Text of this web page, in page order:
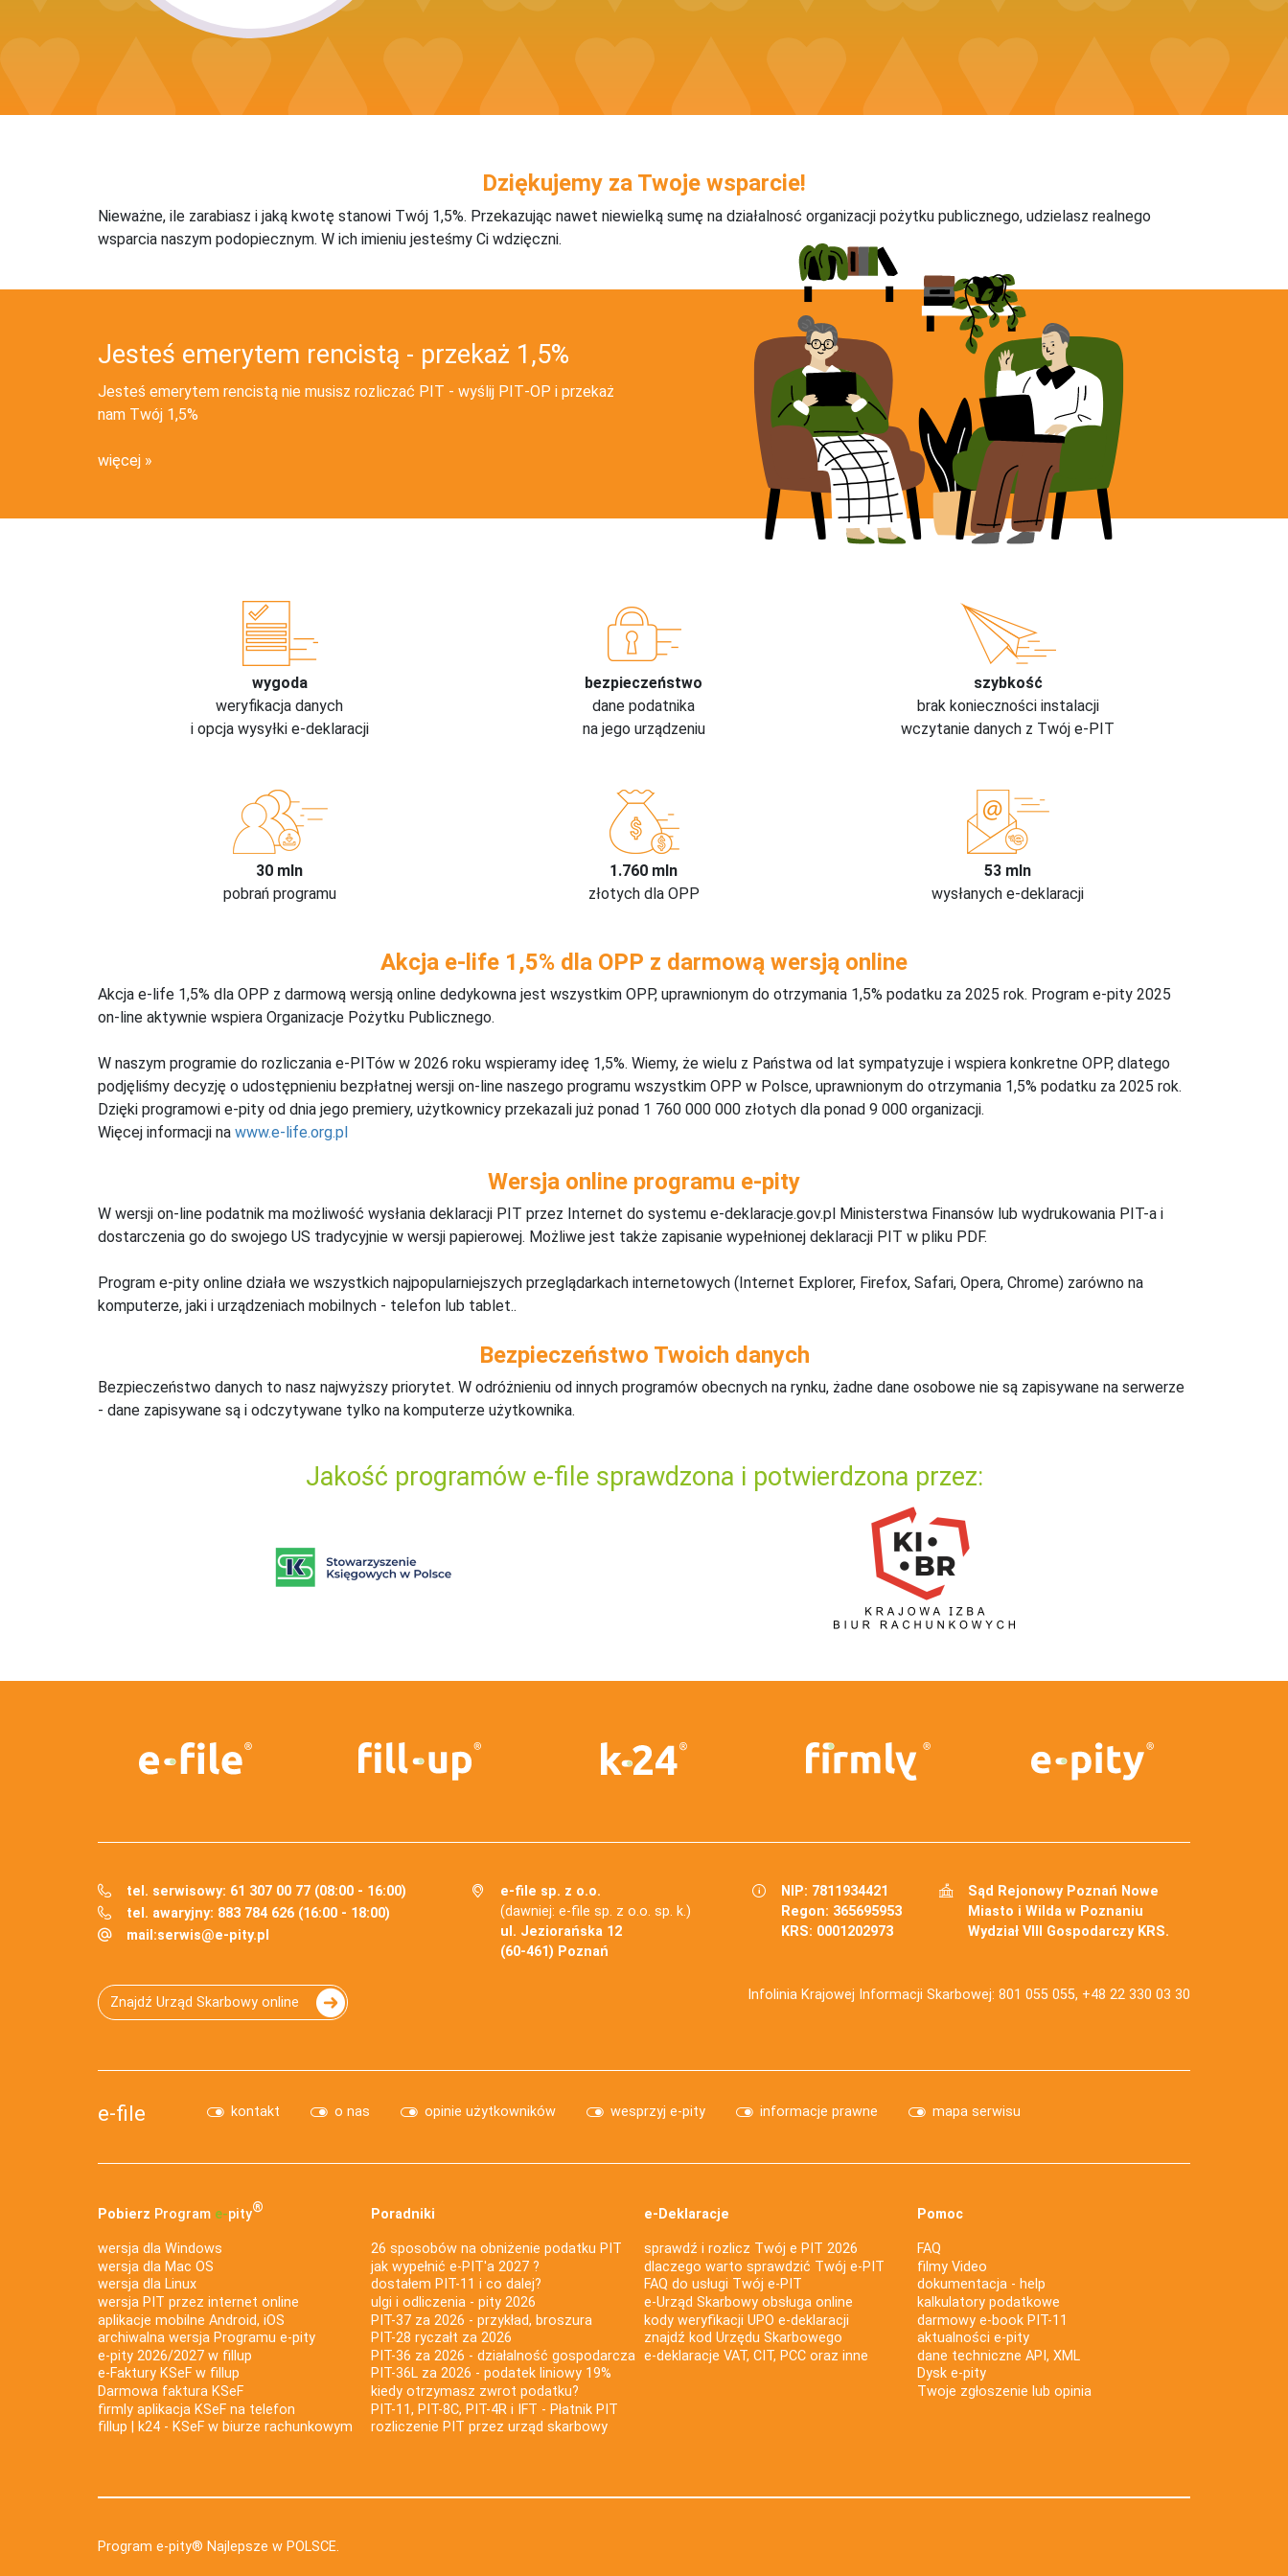
Dziękujemy za Twoje wsparcie!
Nieważne, ile zarabiasz i jaką kwotę stanowi Twój 1,5%. Przekazując nawet niewielką sumę na działalnosć organizacji pożytku publicznego, udzielasz realnego
wsparcia naszym podopiecznym. W ich imieniu jesteśmy Ci wdzięczni.
Jesteś emerytem rencistą - przekaż 1,5%
Jesteś emerytem rencistą nie musisz rozliczać PIT - wyślij PIT‑OP i przekaż
nam Twój 1,5%
więcej
wygoda
weryfikacja danych
i opcja wysyłki e-deklaracji
bezpieczeństwo
dane podatnika
na jego urządzeniu
szybkość
brak konieczności instalacji
wczytanie danych z Twój e-PIT
30 mln
pobrań programu
1.760 mln
złotych dla OPP
53 mln
wysłanych e-deklaracji
Akcja e-life 1,5% dla OPP z darmową wersją online
Akcja e-life 1,5% dla OPP z darmową wersją online dedykowna jest wszystkim OPP, uprawnionym do otrzymania 1,5% podatku za 2025 rok. Program e-pity 2025
on-line aktywnie wspiera Organizacje Pożytku Publicznego.
W naszym programie do rozliczania e-PITów w 2026 roku wspieramy ideę 1,5%. Wiemy, że wielu z Państwa od lat sympatyzuje i wspiera konkretne OPP, dlatego
podjęliśmy decyzję o udostępnieniu bezpłatnej wersji on-line naszego programu wszystkim OPP w Polsce, uprawnionym do otrzymania 1,5% podatku za 2025 rok.
Dzięki programowi e-pity od dnia jego premiery, użytkownicy przekazali już ponad 1 760 000 000 złotych dla ponad 9 000 organizacji.
Więcej informacji na www.e-life.org.pl
Wersja online programu e-pity
W wersji on-line podatnik ma możliwość wysłania deklaracji PIT przez Internet do systemu e-deklaracje.gov.pl Ministerstwa Finansów lub wydrukowania PIT-a i
dostarczenia go do swojego US tradycyjnie w wersji papierowej. Możliwe jest także zapisanie wypełnionej deklaracji PIT w pliku PDF.
Program e-pity online działa we wszystkich najpopularniejszych przeglądarkach internetowych (Internet Explorer, Firefox, Safari, Opera, Chrome) zarówno na
komputerze, jaki i urządzeniach mobilnych - telefon lub tablet..
Bezpieczeństwo Twoich danych
Bezpieczeństwo danych to nasz najwyższy priorytet. W odróżnieniu od innych programów obecnych na rynku, żadne dane osobowe nie są zapisywane na serwerze
- dane zapisywane są i odczytywane tylko na komputerze użytkownika.
Jakość programów e-file sprawdzona i potwierdzona przez:
tel. serwisowy: 61 307 00 77 (08:00 - 16:00)
tel. awaryjny: 883 784 626 (16:00 - 18:00)
mail:serwis@e-pity.pl
e-file sp. z o.o.
(dawniej: e-file sp. z o.o. sp. k.)
ul. Jeziorańska 12
(60-461) Poznań
NIP: 7811934421
Regon: 365695953
KRS: 0001202973
Sąd Rejonowy Poznań Nowe
Miasto i Wilda w Poznaniu
Wydział VIII Gospodarczy KRS.
Znajdź Urząd Skarbowy online Infolinia Krajowej Informacji Skarbowej: 801 055 055, +48 22 330 03 30
e-file kontakt o nas opinie użytkowników wesprzyj e-pity informacje prawne mapa serwisu
Pobierz Program e‑pity®
wersja dla Windows
wersja dla Mac OS
wersja dla Linux
wersja PIT przez internet online
aplikacje mobilne Android, iOS
archiwalna wersja Programu e-pity
e-pity 2026/2027 w fillup
e‑Faktury KSeF w fillup
Darmowa faktura KSeF
firmly aplikacja KSeF na telefon
fillup | k24 - KSeF w biurze rachunkowym
Poradniki
26 sposobów na obniżenie podatku PIT
jak wypełnić e-PIT'a 2027 ?
dostałem PIT-11 i co dalej?
ulgi i odliczenia - pity 2026
PIT-37 za 2026 - przykład, broszura
PIT-28 ryczałt za 2026
PIT-36 za 2026 - działalność gospodarcza
PIT-36L za 2026 - podatek liniowy 19%
kiedy otrzymasz zwrot podatku?
PIT-11, PIT-8C, PIT-4R i IFT - Płatnik PIT
rozliczenie PIT przez urząd skarbowy
e-Deklaracje
sprawdź i rozlicz Twój e PIT 2026
dlaczego warto sprawdzić Twój e-PIT
FAQ do usługi Twój e-PIT
e-Urząd Skarbowy obsługa online
kody weryfikacji UPO e-deklaracji
znajdź kod Urzędu Skarbowego
e-deklaracje VAT, CIT, PCC oraz inne
Pomoc
FAQ
filmy Video
dokumentacja - help
kalkulatory podatkowe
darmowy e-book PIT-11
aktualności e-pity
dane techniczne API, XML
Dysk e-pity
Twoje zgłoszenie lub opinia
Program e-pity® Najlepsze w POLSCE.